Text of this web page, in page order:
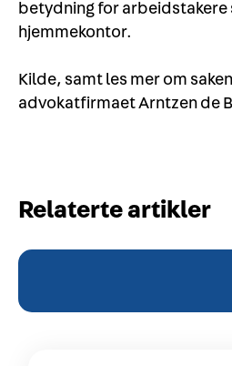
betydning for arbeidstakere
hjemmekontor.
Kilde, samt les mer om
advokatfirmaet Arntzen de
Relaterte artikler